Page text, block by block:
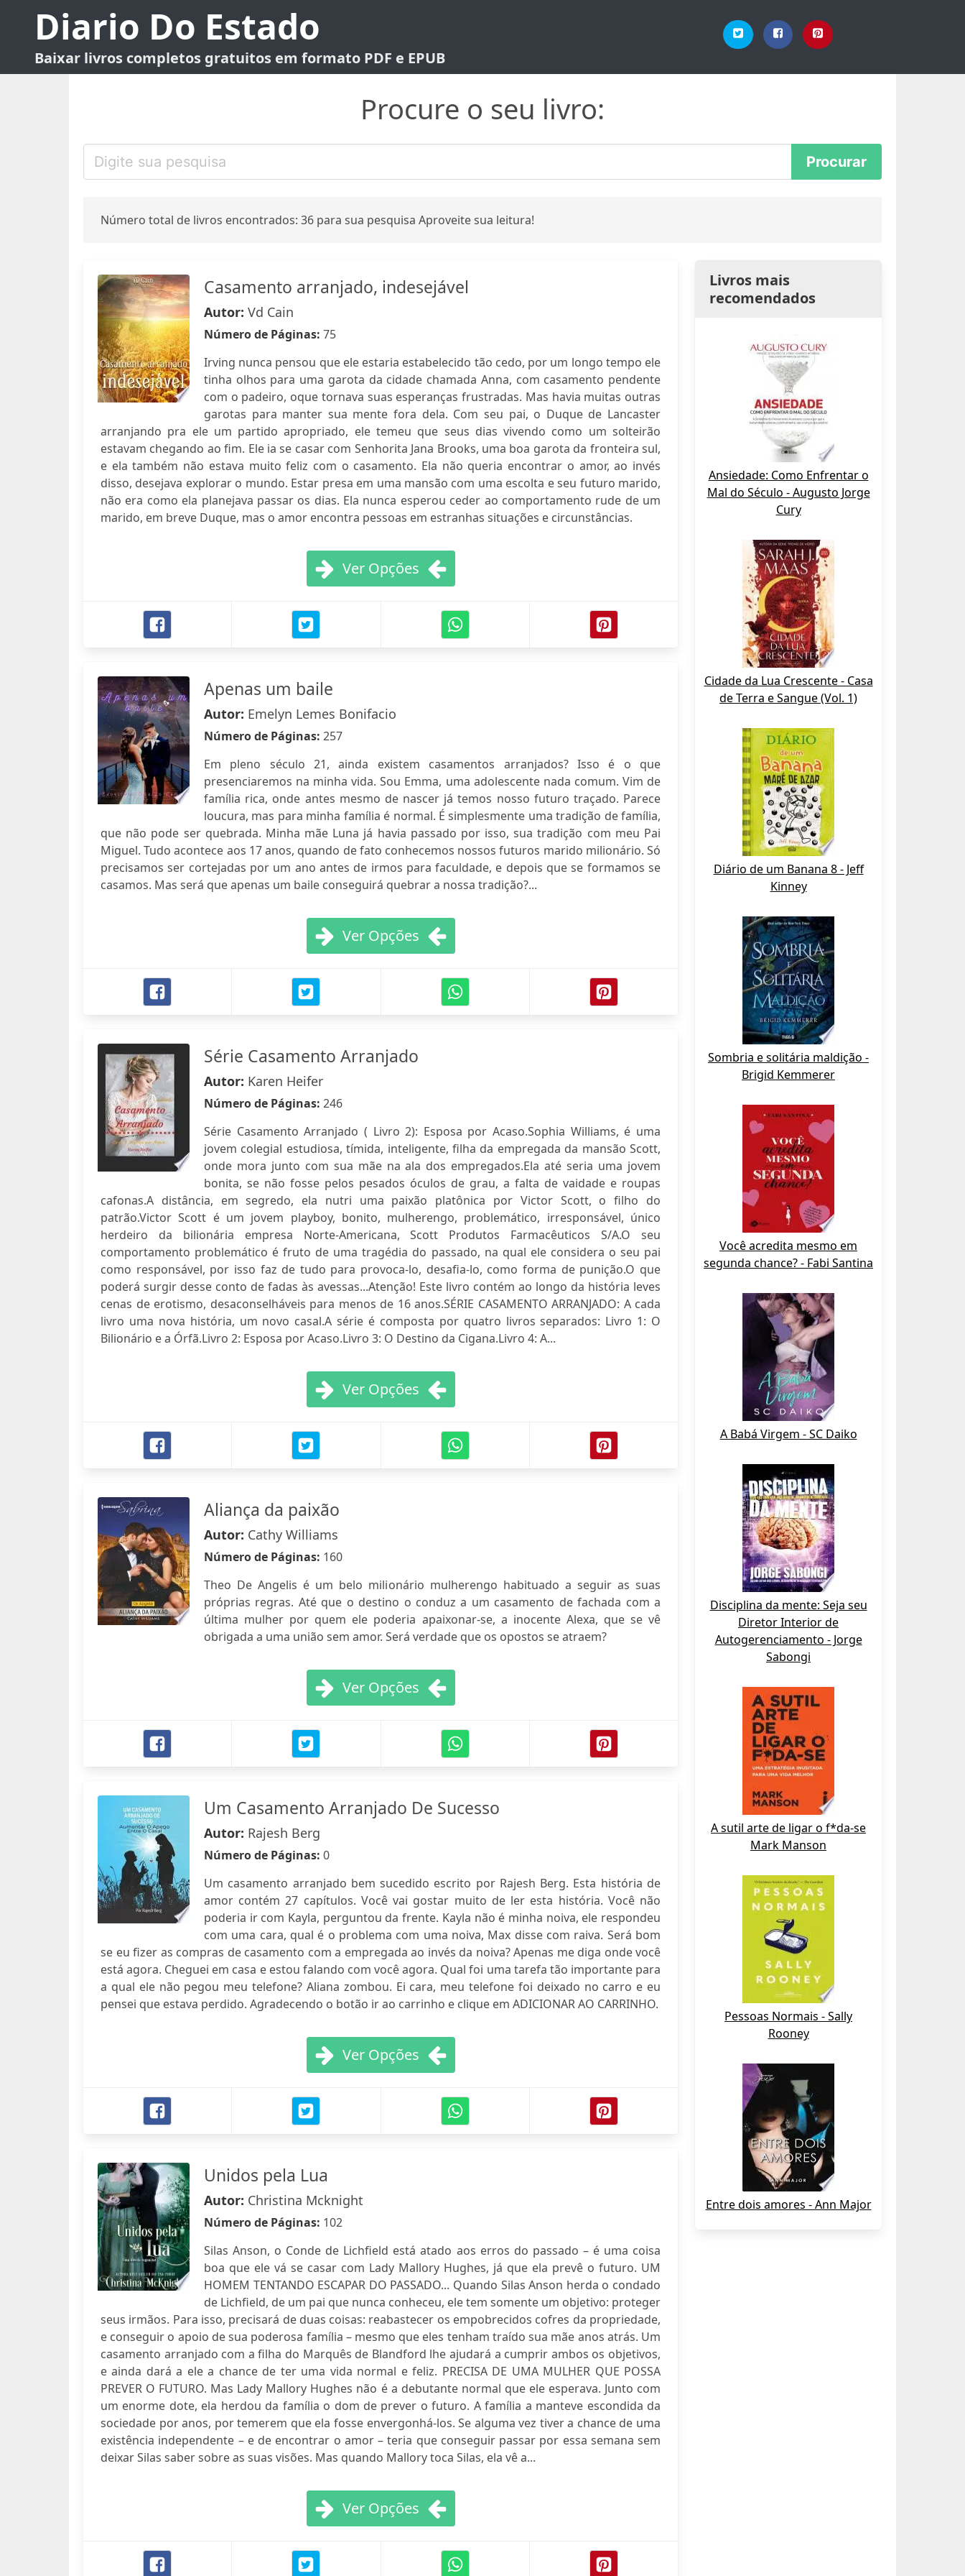
Diario Do Estado
Baixar livros completos gratuitos em formato PDF e EPUB
Procure o seu livro:
Número total de livros encontrados: 36 para sua pesquisa Aproveite sua leitura!
Casamento arranjado, indesejável
Autor: Vd Cain
Número de Páginas: 75
Irving nunca pensou que ele estaria estabelecido tão cedo, por um longo tempo ele
tinha olhos para uma garota da cidade chamada Anna, com casamento pendente
com o padeiro, oque tornava suas esperanças frustradas. Mas havia muitas outras
garotas para manter sua mente fora dela. Com seu pai, o Duque de Lancaster
arranjando pra ele um partido apropriado, ele temeu que seus dias vivendo como um solteirão
estavam chegando ao fim. Ele ia se casar com Senhorita Jana Brooks, uma boa garota da fronteira sul,
e ela também não estava muito feliz com o casamento. Ela não queria encontrar o amor, ao invés
disso, desejava explorar o mundo. Estar presa em uma mansão com uma escolta e seu futuro marido,
não era como ela planejava passar os dias. Ela nunca esperou ceder ao comportamento rude de um
marido, em breve Duque, mas o amor encontra pessoas em estranhas situações e circunstâncias.
Ver Opções
Apenas um baile
Autor: Emelyn Lemes Bonifacio
Número de Páginas: 257
Em pleno século 21, ainda existem casamentos arranjados? Isso é o que
presenciaremos na minha vida. Sou Emma, uma adolescente nada comum. Vim de
família rica, onde antes mesmo de nascer já temos nosso futuro traçado. Parece
loucura, mas para minha família é normal. É simplesmente uma tradição de família,
que não pode ser quebrada. Minha mãe Luna já havia passado por isso, sua tradição com meu Pai
Miguel. Tudo acontece aos 17 anos, quando de fato conhecemos nossos futuros marido milionário. Só
precisamos ser cortejadas por um ano antes de irmos para faculdade, e depois que se formamos se
casamos. Mas será que apenas um baile conseguirá quebrar a nossa tradição?...
Ver Opções
Série Casamento Arranjado
Autor: Karen Heifer
Número de Páginas: 246
Série Casamento Arranjado ( Livro 2): Esposa por Acaso.Sophia Williams, é uma
jovem colegial estudiosa, tímida, inteligente, filha da empregada da mansão Scott,
onde mora junto com sua mãe na ala dos empregados.Ela até seria uma jovem
bonita, se não fosse pelos pesados óculos de grau, a falta de vaidade e roupas
cafonas.A distância, em segredo, ela nutri uma paixão platônica por Victor Scott, o filho do
patrão.Victor Scott é um jovem playboy, bonito, mulherengo, problemático, irresponsável, único
herdeiro da bilionária empresa Norte-Americana, Scott Produtos Farmacêuticos S/A.O seu
comportamento problemático é fruto de uma tragédia do passado, na qual ele considera o seu pai
como responsável, por isso faz de tudo para provoca-lo, desafia-lo, como forma de punição.O que
poderá surgir desse conto de fadas às avessas...Atenção! Este livro contém ao longo da história leves
cenas de erotismo, desaconselháveis para menos de 16 anos.SÉRIE CASAMENTO ARRANJADO: A cada
livro uma nova história, um novo casal.A série é composta por quatro livros separados: Livro 1: O
Bilionário e a Órfã.Livro 2: Esposa por Acaso.Livro 3: O Destino da Cigana.Livro 4: A...
Ver Opções
Aliança da paixão
Autor: Cathy Williams
Número de Páginas: 160
Theo De Angelis é um belo milionário mulherengo habituado a seguir as suas
próprias regras. Até que o destino o conduz a um casamento de fachada com a
última mulher por quem ele poderia apaixonar-se, a inocente Alexa, que se vê
obrigada a uma união sem amor. Será verdade que os opostos se atraem?
Ver Opções
Um Casamento Arranjado De Sucesso
Autor: Rajesh Berg
Número de Páginas: 0
Um casamento arranjado bem sucedido escrito por Rajesh Berg. Esta história de
amor contém 27 capítulos. Você vai gostar muito de ler esta história. Você não
poderia ir com Kayla, perguntou da frente. Kayla não é minha noiva, ele respondeu
com uma cara, qual é o problema com uma noiva, Max disse com raiva. Será bom
se eu fizer as compras de casamento com a empregada ao invés da noiva? Apenas me diga onde você
está agora. Cheguei em casa e estou falando com você agora. Qual foi uma tarefa tão importante para
a qual ele não pegou meu telefone? Aliana zombou. Ei cara, meu telefone foi deixado no carro e eu
pensei que estava perdido. Agradecendo o botão ir ao carrinho e clique em ADICIONAR AO CARRINHO.
Ver Opções
Unidos pela Lua
Autor: Christina Mcknight
Número de Páginas: 102
Silas Anson, o Conde de Lichfield está atado aos erros do passado – é uma coisa
boa que ele vá se casar com Lady Mallory Hughes, já que ela prevê o futuro. UM
HOMEM TENTANDO ESCAPAR DO PASSADO... Quando Silas Anson herda o condado
de Lichfield, de um pai que nunca conheceu, ele tem somente um objetivo: proteger
seus irmãos. Para isso, precisará de duas coisas: reabastecer os empobrecidos cofres da propriedade,
e conseguir o apoio de sua poderosa família – mesmo que eles tenham traído sua mãe anos atrás. Um
casamento arranjado com a filha do Marquês de Blandford lhe ajudará a cumprir ambos os objetivos,
e ainda dará a ele a chance de ter uma vida normal e feliz. PRECISA DE UMA MULHER QUE POSSA
PREVER O FUTURO. Mas Lady Mallory Hughes não é a debutante normal que ele esperava. Junto com
um enorme dote, ela herdou da família o dom de prever o futuro. A família a manteve escondida da
sociedade por anos, por temerem que ela fosse envergonhá-los. Se alguma vez tiver a chance de uma
existência independente – e de encontrar o amor – teria que conseguir passar por essa semana sem
deixar Silas saber sobre as suas visões. Mas quando Mallory toca Silas, ela vê a...
Ver Opções
Livros mais
recomendados
Ansiedade: Como Enfrentar o
Mal do Século - Augusto Jorge
Cury
Cidade da Lua Crescente - Casa
de Terra e Sangue (Vol. 1)
Diário de um Banana 8 - Jeff
Kinney
Sombria e solitária maldição -
Brigid Kemmerer
Você acredita mesmo em
segunda chance? - Fabi Santina
A Babá Virgem - SC Daiko
Disciplina da mente: Seja seu
Diretor Interior de
Autogerenciamento - Jorge
Sabongi
A sutil arte de ligar o f*da-se
Mark Manson
Pessoas Normais - Sally
Rooney
Entre dois amores - Ann Major